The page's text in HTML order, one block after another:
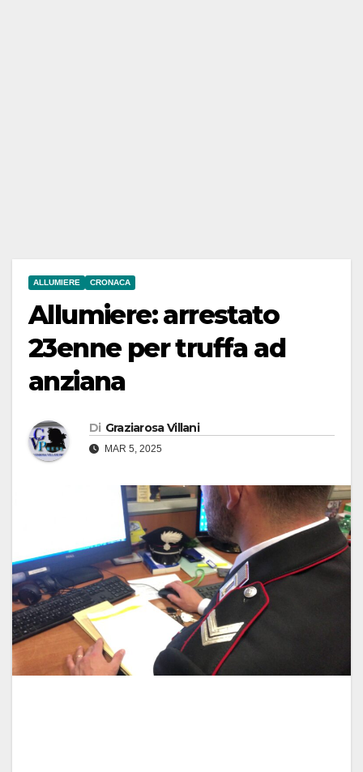
ALLUMIERE CRONACA
Allumiere: arrestato
23enne per truffa ad
anziana
Di Graziarosa Villani
MAR 5, 2025